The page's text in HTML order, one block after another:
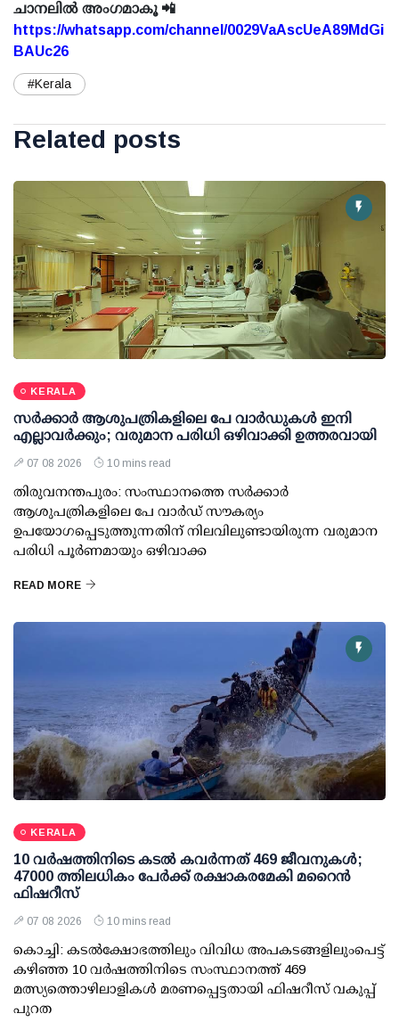
ചാനലിൽ അംഗമാകൂ 📲
https://whatsapp.com/channel/0029VaAscUeA89MdGi
BAUc26
#Kerala
Related posts
KERALA
സര്‍ക്കാര്‍ ആശുപത്രികളിലെ പേ വാര്‍ഡുകള്‍ ഇനി
എല്ലാവര്‍ക്കും; വരുമാന പരിധി ഒഴിവാക്കി ഉത്തരവായി
07 08 2026 10 mins read
തിരുവനന്തപുരം: സംസ്ഥാനത്തെ സര്‍ക്കാര്‍
ആശുപത്രികളിലെ പേ വാര്‍ഡ് സൗകര്യം
ഉപയോഗപ്പെടുത്തുന്നതിന് നിലവിലുണ്ടായിരുന്ന വരുമാന
പരിധി പൂര്‍ണമായും ഒഴിവാക്ക
READ MORE
KERALA
10 വര്‍ഷത്തിനിടെ കടല്‍ കവര്‍ന്നത് 469 ജീവനുകള്‍;
47000 ത്തിലധികം പേര്‍ക്ക് രക്ഷാകരമേകി മറൈന്‍
ഫിഷറീസ്
07 08 2026 10 mins read
കൊച്ചി: കടല്‍ക്ഷോഭത്തിലും വിവിധ അപകടങ്ങളിലുംപെട്ട്
കഴിഞ്ഞ 10 വര്‍ഷത്തിനിടെ സംസ്ഥാനത്ത് 469
മത്സ്യത്തൊഴിലാളികള്‍ മരണപ്പെട്ടതായി ഫിഷറീസ് വകുപ്പ്
പുറത